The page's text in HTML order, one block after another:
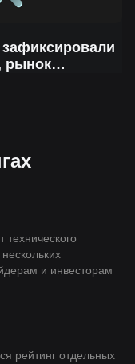
рынок
нового
технического
и инвесторам
рейтинг отдельных